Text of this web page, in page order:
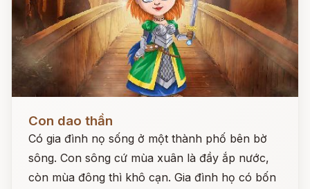
Con dao thần
Có gia đình nọ sống ở một thành phố bên bờ
sông. Con sông cứ mùa xuân là đầy ắp nước,
còn mùa đông thì khô cạn. Gia đình họ có bốn